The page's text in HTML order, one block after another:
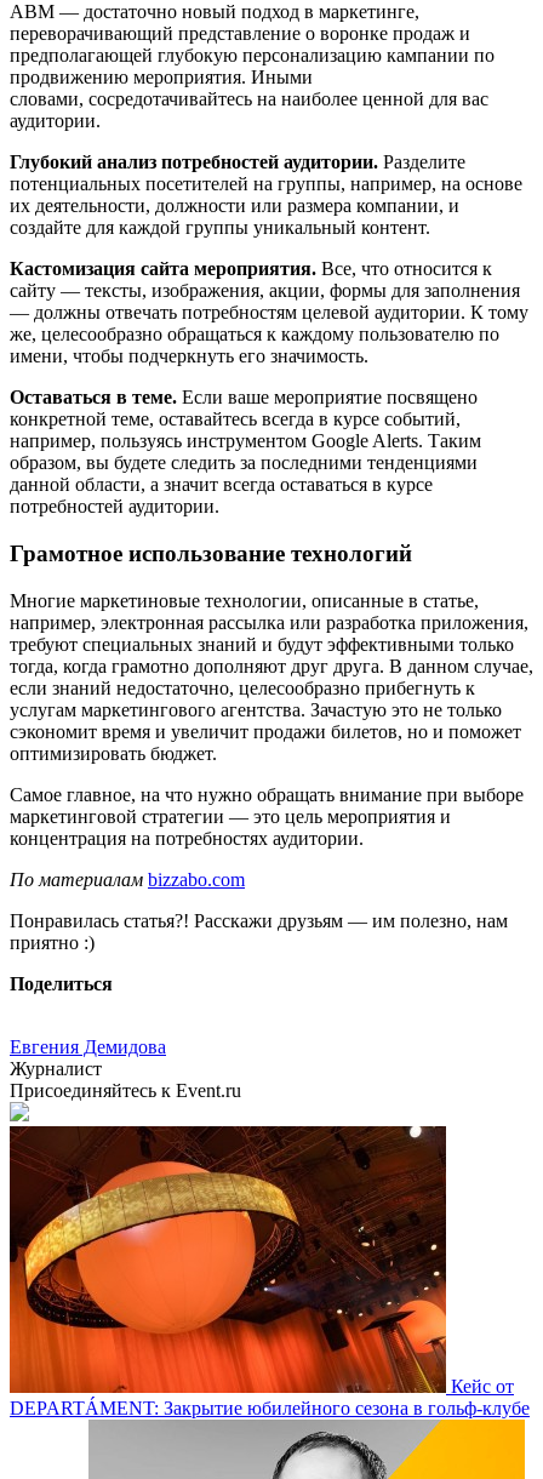
ABM — достаточно новый подход в маркетинге,
переворачивающий представление о воронке продаж и
предполагающей глубокую персонализацию кампании по
продвижению мероприятия. Иными
словами, сосредотачивайтесь на наиболее ценной для вас
аудитории.
Глубокий анализ потребностей аудитории. Разделите
потенциальных посетителей на группы, например, на основе
их деятельности, должности или размера компании, и
создайте для каждой группы уникальный контент.
Кастомизация сайта мероприятия. Все, что относится к
сайту — тексты, изображения, акции, формы для заполнения
— должны отвечать потребностям целевой аудитории. К тому
же, целесообразно обращаться к каждому пользователю по
имени, чтобы подчеркнуть его значимость.
Оставаться в теме. Если ваше мероприятие посвящено
конкретной теме, оставайтесь всегда в курсе событий,
например, пользуясь инструментом Google Alerts. Таким
образом, вы будете следить за последними тенденциями
данной области, а значит всегда оставаться в курсе
потребностей аудитории.
Грамотное использование технологий
Многие маркетиновые технологии, описанные в статье,
например, электронная рассылка или разработка приложения,
требуют специальных знаний и будут эффективными только
тогда, когда грамотно дополняют друг друга. В данном случае,
если знаний недостаточно, целесообразно прибегнуть к
услугам маркетингового агентства. Зачастую это не только
сэкономит время и увеличит продажи билетов, но и поможет
оптимизировать бюджет.
Самое главное, на что нужно обращать внимание при выборе
маркетинговой стратегии — это цель мероприятия и
концентрация на потребностях аудитории.
По материалам bizzabo.com
Понравилась статья?! Расскажи друзьям — им полезно, нам
приятно :)
Поделиться
Евгения Демидова
Журналист
Присоединяйтесь к Event.ru
Кейс от
DEPARTÁMENT: Закрытие юбилейного сезона в гольф-клубе